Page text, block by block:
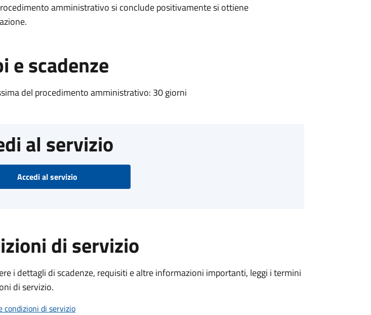
amministrativo si conclude positivamente si ottiene
e scadenze
del procedimento amministrativo: 30 giorni
al servizio
Accedi al servizio
di servizio
i dettagli di scadenze, requisiti e altre informazioni importanti, leggi i termini
di servizio.
condizioni di servizio